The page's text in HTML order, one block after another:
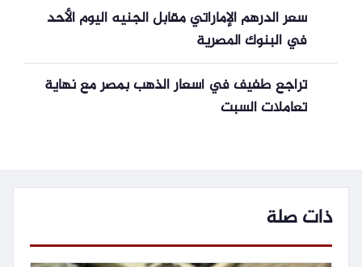
سعر الدرهم الإماراتي مقابل الجنيه اليوم الأحد
في البنوك المصرية
تراجع طفيف في أسعار الذهب بمصر مع نهاية
تعاملات السبت
ذات صلة